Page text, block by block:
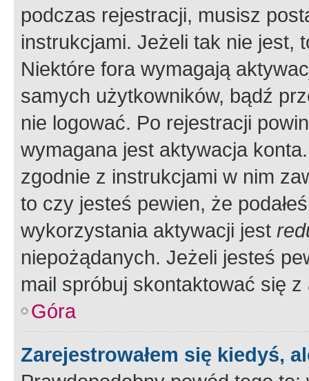
podczas rejestracji, musisz
instrukcjami. Jeżeli tak nie jest,
Niektóre fora wymagają
samych użytkowników, bądź
nie logować. Po rejestracji
wymagana jest aktywacja
zgodnie z instrukcjami w nim
to czy jesteś pewien, że
wykorzystania aktywacji jest
niepożądanych. Jeżeli jesteś
mail spróbuj skontaktować się
Góra
Zarejestrowałem się kiedyś,